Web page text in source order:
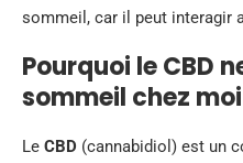
sommeil, car il peut interagir
Pourquoi le CBD
sommeil chez
Le CBD (cannabidiol) est un